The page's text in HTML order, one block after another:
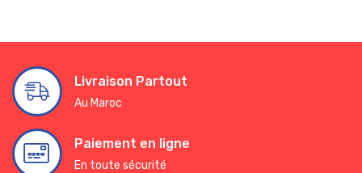
Livraison Partout
Au Maroc
Paiement en ligne
En toute sécurité